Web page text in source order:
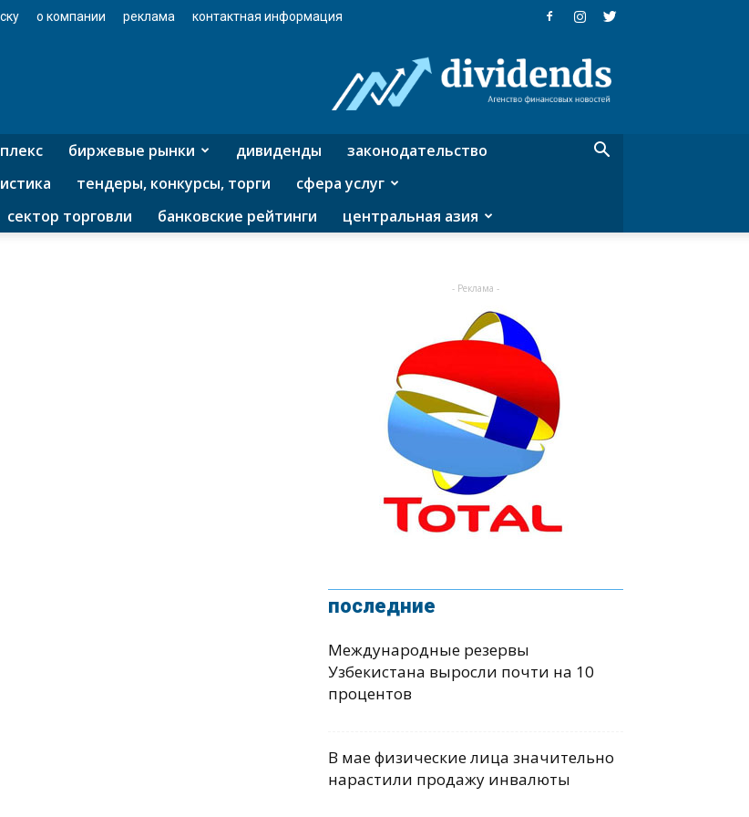
о компании реклама контактная информация
агентство
финансовых
биржевые рынки дивиденды
законодательство
тендеры, конкурсы, торги
сфера услуг
сектор торговли банковские рейтинги центральная азия
- Реклама -
последние
Международные резервы
Узбекистана выросли почти на 10
процентов
В мае физические лица значительно
нарастили продажу инвалюты